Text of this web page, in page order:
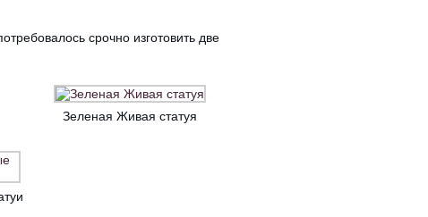
срочно изготовить две
Зеленая Живая статуя